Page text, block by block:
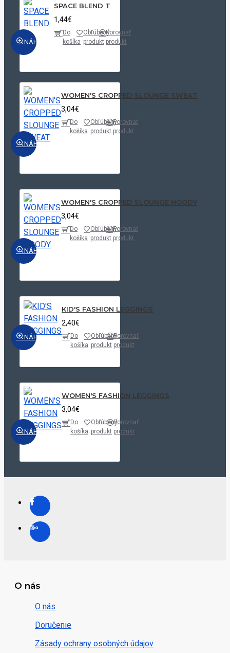
NÁHĽAD
SPACE BLEND T
1,44€
Do
košíka
Obľúbený
produkt
Porovnať
produkt
NÁHĽAD
WOMEN'S CROPPED SLOUNGE SWEAT
3,04€
Do
košíka
Obľúbený
produkt
Porovnať
produkt
NÁHĽAD
WOMEN'S CROPPED SLOUNGE HOODY
3,04€
Do
košíka
Obľúbený
produkt
Porovnať
produkt
NÁHĽAD
KID'S FASHION LEGGINGS
2,40€
Do
košíka
Obľúbený
produkt
Porovnať
produkt
NÁHĽAD
WOMEN'S FASHION LEGGINGS
3,04€
Do
košíka
Obľúbený
produkt
Porovnať
produkt
O nás
O nás
Doručenie
Zásady ochrany osobných údajov